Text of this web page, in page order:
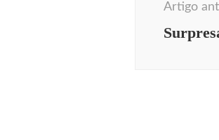
postArtigo